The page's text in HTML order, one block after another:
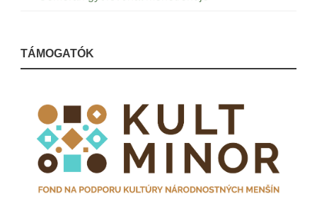
TÁMOGATÓK